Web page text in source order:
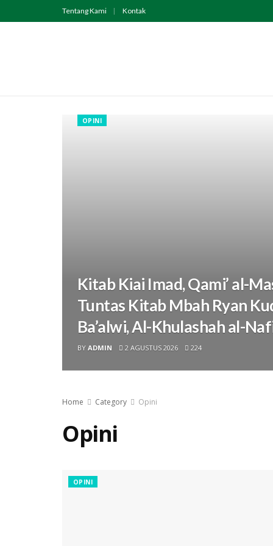
Tentang Kami Kontak
OPINI
Kitab Kiai Imad, Qami’ al-
Tuntas Kitab Mbah Ryan
Ba’alwi, Al-Khulashah al-
BY ADMIN 2 AGUSTUS 2026 224
Home Category Opini
Opini
OPINI